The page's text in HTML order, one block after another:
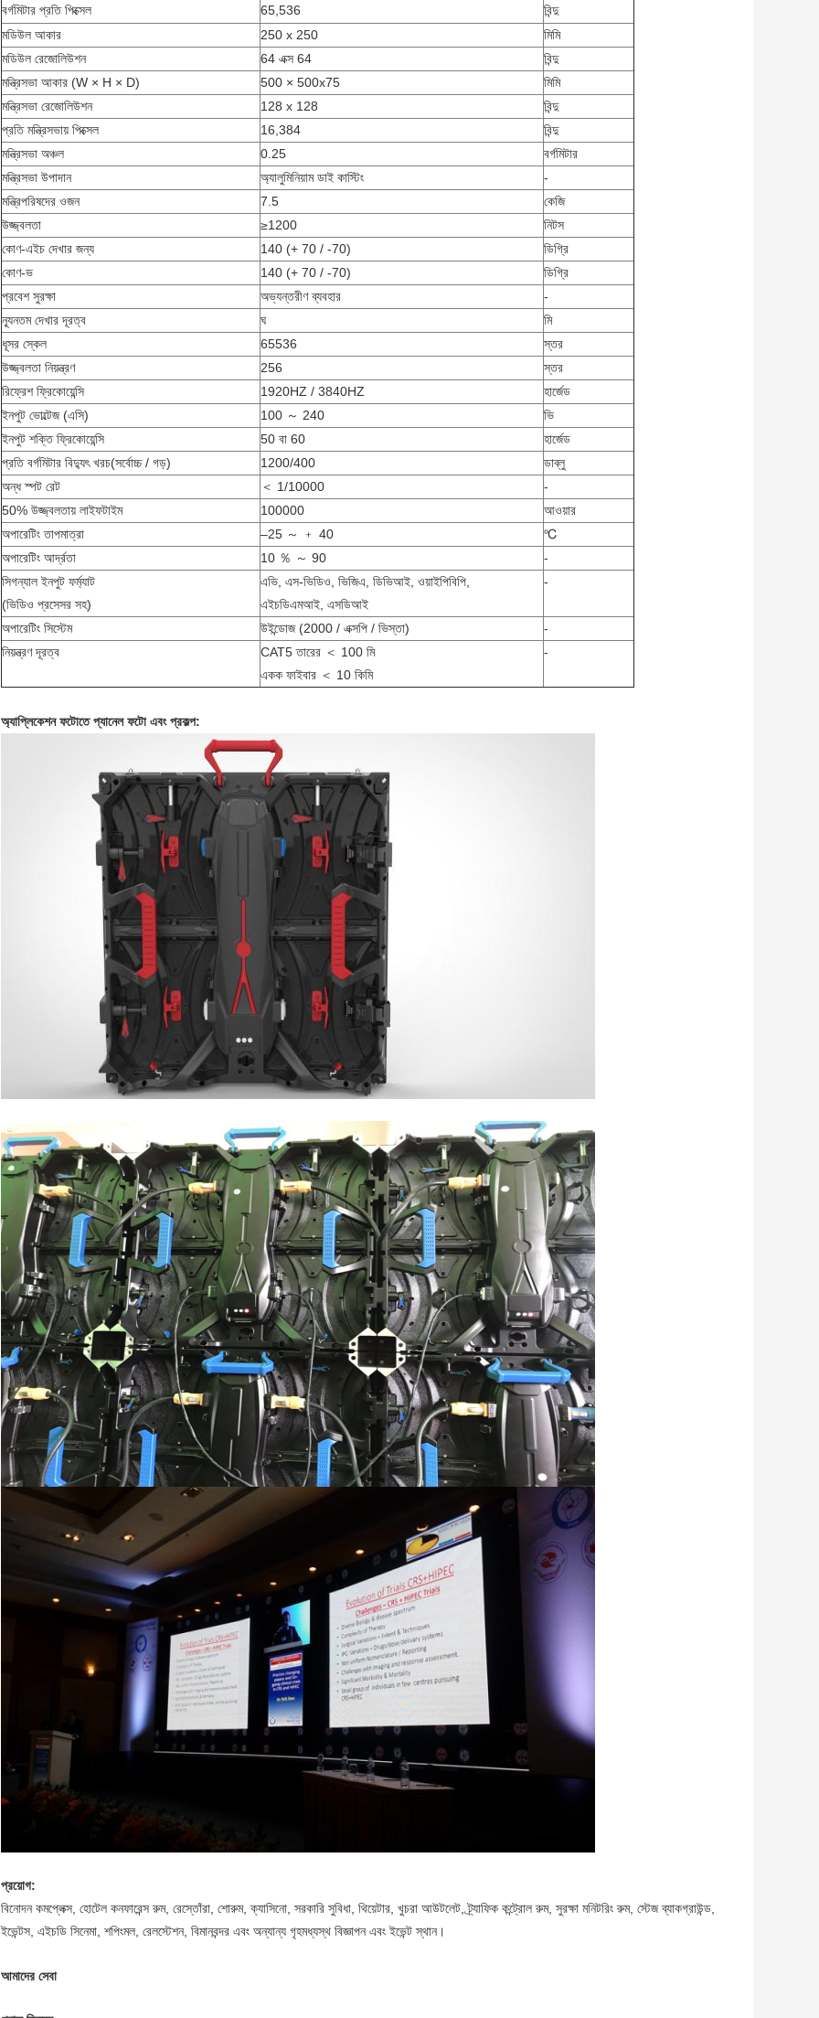
বর্গমিটার প্রতি পিক্সেল
65,536
বিন্দু
মডিউল আকার
250 x 250
মিমি
মডিউল রেজোলিউশন
64 এক্স 64
বিন্দু
মন্ত্রিসভা আকার (W × H × D)
500 × 500x75
মিমি
মন্ত্রিসভা রেজোলিউশন
128 x 128
বিন্দু
প্রতি মন্ত্রিসভায় পিক্সেল
16,384
বিন্দু
মন্ত্রিসভা অঞ্চল
0.25
বর্গমিটার
মন্ত্রিসভা উপাদান
অ্যালুমিনিয়াম ডাই কাস্টিং
-
মন্ত্রিপরিষদের ওজন
7.5
কেজি
উজ্জ্বলতা
≥1200
নিটস
কোণ-এইচ দেখার জন্য
140 (+ 70 / -70)
ডিগ্রি
কোণ-ভ
140 (+ 70 / -70)
ডিগ্রি
প্রবেশ সুরক্ষা
অভ্যন্তরীণ ব্যবহার
-
ন্যূনতম দেখার দূরত্ব
ঘ
মি
ধূসর স্কেল
65536
স্তর
উজ্জ্বলতা নিয়ন্ত্রণ
256
স্তর
রিফ্রেশ ফ্রিকোয়েন্সি
1920HZ / 3840HZ
হার্জেড
ইনপুট ভোল্টেজ (এসি)
100 ～ 240
ভি
ইনপুট শক্তি ফ্রিকোয়েন্সি
50 বা 60
হার্জেড
প্রতি বর্গমিটার বিদ্যুৎ খরচ(সর্বোচ্চ / গড়)
1200/400
ডাব্লু
অন্ধ স্পট রেট
＜ 1/10000
-
50% উজ্জ্বলতায় লাইফটাইম
100000
আওয়ার
অপারেটিং তাপমাত্রা
–25 ～ ﹢ 40
℃
অপারেটিং আর্দ্রতা
10 ％ ～ 90
-
সিগন্যাল ইনপুট ফর্ম্যাট
(ভিডিও প্রসেসর সহ)
এভি, এস-ভিডিও, ভিজিএ, ডিভিআই, ওয়াইপিবিপি,
এইচডিএমআই, এসডিআই
-
অপারেটিং সিস্টেম উইন্ডোজ (2000 / এক্সপি / ভিস্তা)
-
নিয়ন্ত্রণ দূরত্ব
CAT5 তারের ＜ 100 মি
একক ফাইবার ＜ 10 কিমি
-
অ্যাপ্লিকেশন ফটোতে প্যানেল ফটো এবং প্রকল্প:
প্রয়োগ:
বিনোদন কমপ্লেক্স, হোটেল কনফারেন্স রুম, রেস্তোঁরা, শোরুম, ক্যাসিনো, সরকারি সুবিধা, থিয়েটার, খুচরা আউটলেট, ট্র্যাফিক কন্ট্রোল রুম, সুরক্ষা মনিটরিং রুম, স্টেজ ব্যাকগ্রাউন্ড,
ইভেন্টস, এইচডি সিনেমা, শপিংমল, রেলস্টেশন, বিমানবন্দর এবং অন্যান্য গৃহমধ্যস্থ বিজ্ঞাপন এবং ইভেন্ট স্থান।
আমাদের সেবা